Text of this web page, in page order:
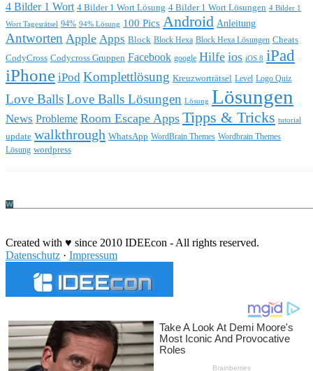
4 Bilder 1 Wort 4 Bilder 1 Wort Lösung 4 Bilder 1 Wort Lösungen 4 Bilder 1
Wort Tagesrätsel 94% 94% Lösung 100 Pics Android Anleitung
Antworten Apple Apps Block Block Hexa Block Hexa Lösungen Cheats
CodyCross Codycross Gruppen Facebook google Hilfe ios iOS 8 iPad
iPhone iPod Komplettlösung Kreuzworträtsel Level Logo Quiz
Love BallsLove Balls Lösungen Lösung Lösungen
News Probleme Room Escape Apps Tipps & Tricks tutorial
update walkthrough WhatsApp WordBrain Themes Wordbrain Themes
Lösung wordpress
Created with ♥ since 2010 IDEEcon - All rights reserved.
Datenschutz · Impressum